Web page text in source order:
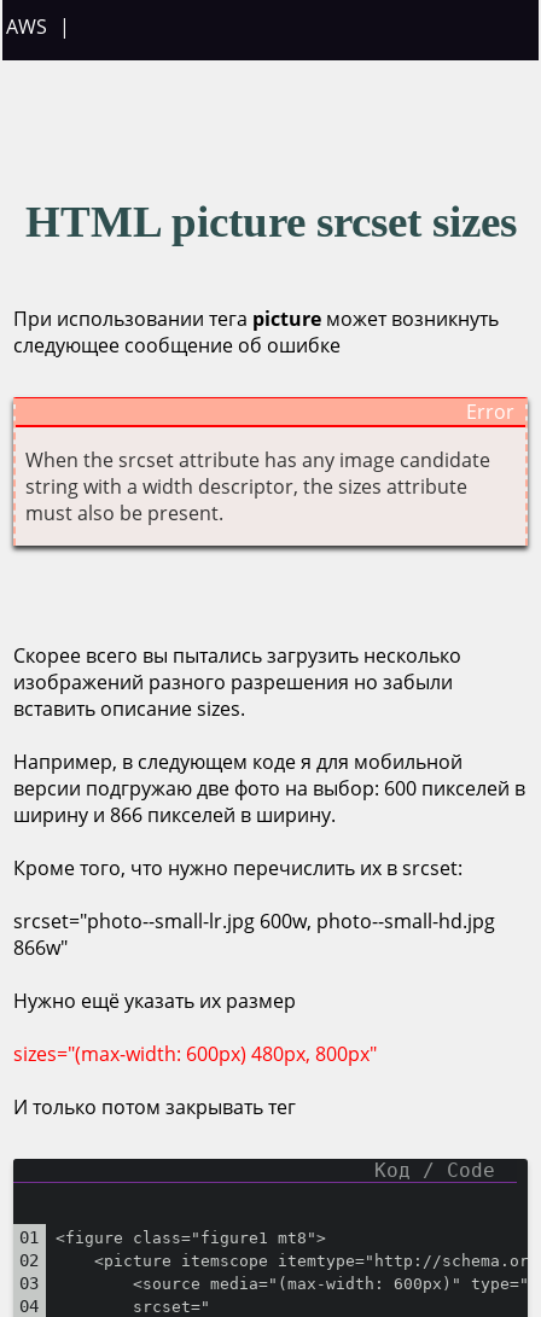
AWS |
HTML picture srcset sizes
При использовании тега picture может возникнуть
следующее сообщение об ошибке
When the srcset attribute has any image candidate
string with a width descriptor, the sizes attribute
must also be present.
Скорее всего вы пытались загрузить несколько
изображений разного разрешения но забыли
вставить описание sizes.
Например, в следующем коде я для мобильной
версии подгружаю две фото на выбор: 600 пикселей в
ширину и 866 пикселей в ширину.
Кроме того, что нужно перечислить их в srcset:
srcset="photo--small-lr.jpg 600w, photo--small-hd.jpg
866w"
Нужно ещё указать их размер
sizes="(max-width: 600px) 480px, 800px"
И только потом закрывать тег
<figure class="figure1 mt8">
<picture itemscope itemtype="http://
<source media="(max-width: 600px)"
        srcset="